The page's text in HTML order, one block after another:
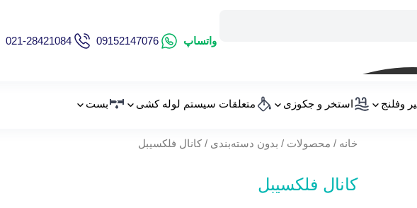
واتساپ 021-28421084 09152147076
وفلنج استخر و جکوزی متعلقات سیستم لوله کشی بست
خانه / محصولات / بدون دسته‌بندی / کانال فلکسیبل
کانال فلکسیبل